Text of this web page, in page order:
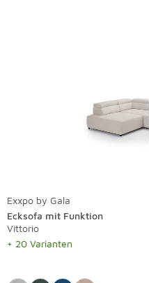
Exxpo by Gala
Ecksofa mit Funktion
Vittorio
+ 20 Varianten